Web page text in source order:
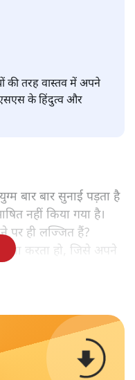
की तरह वास्तव में अपने
के हिंदुत्व और
बार बार सुनाई पड़ता है
नहीं किया गया है।
पर ही लज्जित हैं?
करता हो, जिसे अपने